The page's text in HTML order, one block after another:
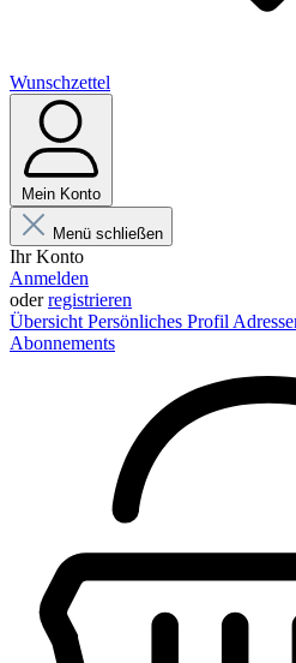
Wunschzettel
Mein Konto
Menü schließen
Ihr Konto
Anmelden
oderregistrieren
Übersicht Persönliches Profil
Abonnements